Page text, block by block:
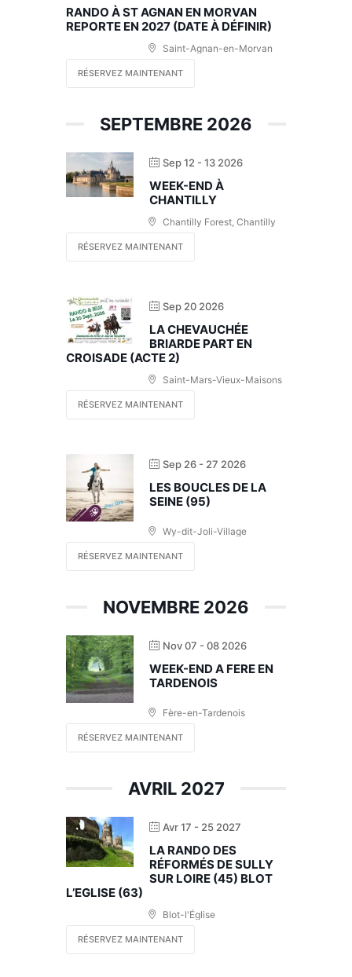
RANDO À ST AGNAN EN MORVAN
REPORTE EN 2027 (DATE À DÉFINIR)
Saint-Agnan-en-Morvan
RÉSERVEZ MAINTENANT
SEPTEMBRE 2026
Sep 12 - 13 2026
WEEK-END À
CHANTILLY
Chantilly Forest, Chantilly
RÉSERVEZ MAINTENANT
Sep 20 2026
LA CHEVAUCHÉE
BRIARDE PART EN
CROISADE (ACTE 2)
Saint-Mars-Vieux-Maisons
RÉSERVEZ MAINTENANT
Sep 26 - 27 2026
LES BOUCLES DE LA
SEINE (95)
Wy-dit-Joli-Village
RÉSERVEZ MAINTENANT
NOVEMBRE 2026
Nov 07 - 08 2026
WEEK-END A FERE EN
TARDENOIS
Fère-en-Tardenois
RÉSERVEZ MAINTENANT
AVRIL 2027
Avr 17 - 25 2027
LA RANDO DES
RÉFORMÉS DE SULLY
SUR LOIRE (45) BLOT
L’EGLISE (63)
Blot-l'Église
RÉSERVEZ MAINTENANT